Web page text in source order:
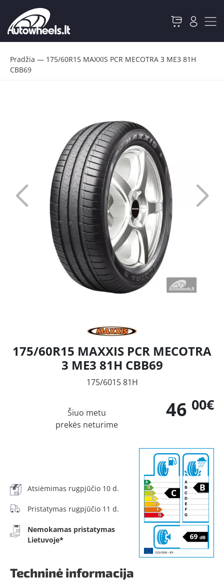
Pradžia — 175/60R15 MAXXIS PCR MECOTRA 3 ME3 81H
CBB69
175/60R15 MAXXIS PCR MECOTRA
3 ME3 81H CBB69
175/6015 81H
46 00€
Šiuo metu
prekės neturime
Atsiėmimas rugpjūčio 10 d.
Pristatymas rugpjūčio 11 d.
Nemokamas pristatymas
Lietuvoje*
Techninė informacija